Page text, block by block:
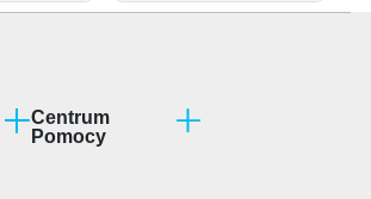
Centrum
Pomocy